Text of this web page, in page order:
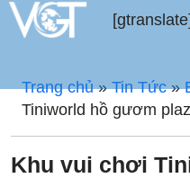
[gtranslate]
Trang chủ»Tin Tức»
Tiniworld hồ gươm
Khu vui chơi